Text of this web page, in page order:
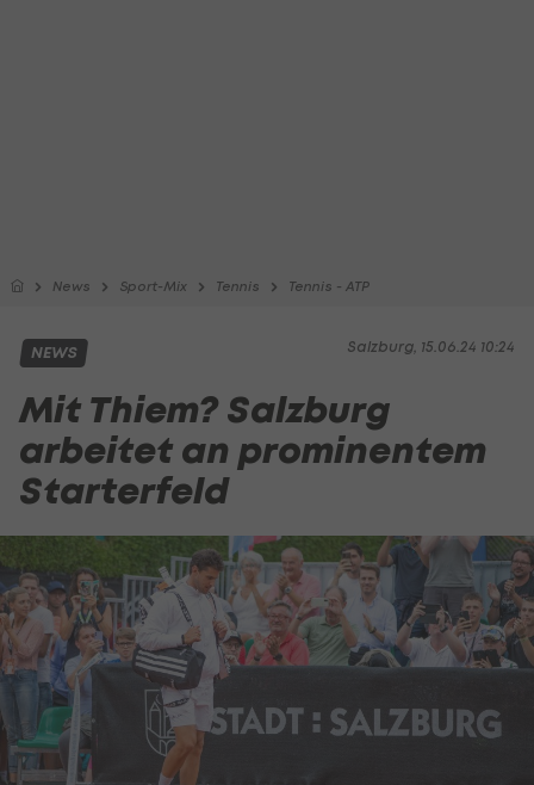
News Sport-Mix Tennis Tennis - ATP
Salzburg, 15.06.24 10:24
NEWS
Mit Thiem? Salzburg
arbeitet an prominentem
Starterfeld